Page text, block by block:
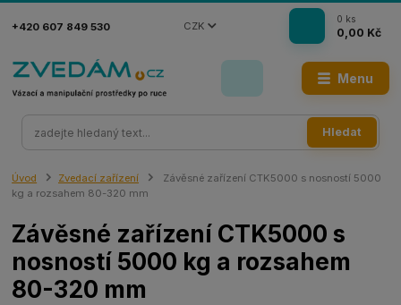
Menu
CZK
Hledat
+420 607 849 530
0 ks
0,00 Kč
Úvod Zvedací zařízení
Závěsné zařízení CTK5000 s nosností 5000
kg a rozsahem 80-320 mm
Závěsné zařízení CTK5000 s
nosností 5000 kg a rozsahem
80-320 mm